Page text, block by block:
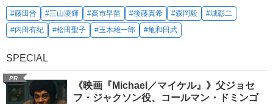
#藤田晋 #三山凌輝 #高市早苗 #後藤真希 #森岡毅
#城彰二
#内田有紀
#松田聖子 #玉木雄一郎 #亀和田武
SPECIAL
PR
《映画『Michael／マイケル』》父ジョセ
フ・ジャクソン役、コールマン・ドミンゴ